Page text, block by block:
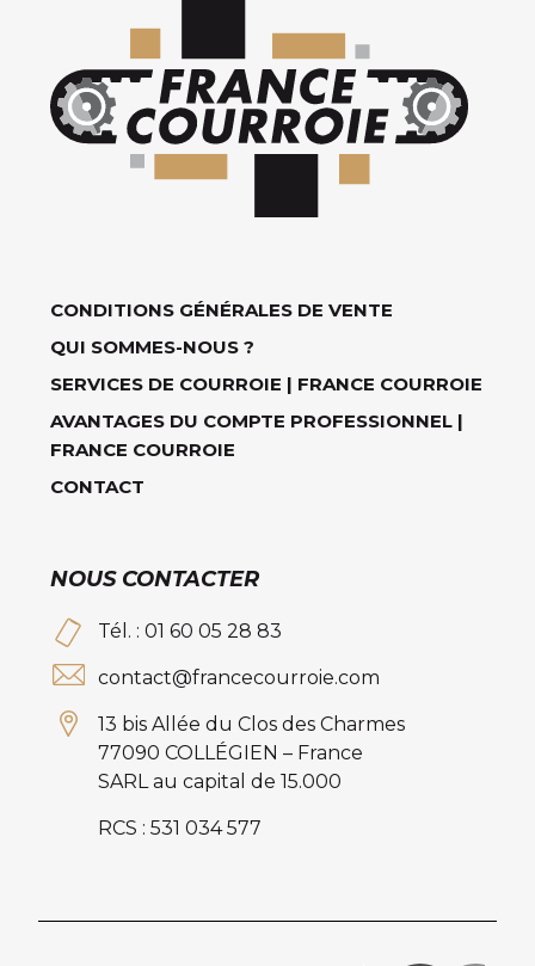
CONDITIONS GÉNÉRALES DE VENTE
QUI SOMMES-NOUS ?
SERVICES DE COURROIE | FRANCE COURROIE
AVANTAGES DU COMPTE PROFESSIONNEL |
FRANCE COURROIE
CONTACT
NOUS CONTACTER
Tél. : 01 60 05 28 83
contact@francecourroie.com
13 bis Allée du Clos des Charmes
77090 COLLÉGIEN – France
SARL au capital de 15.000
RCS : 531 034 577